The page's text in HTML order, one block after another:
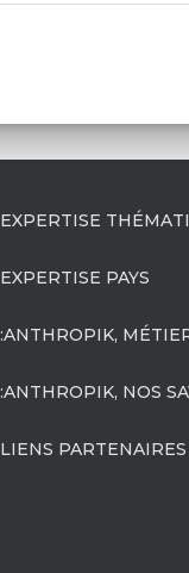
EXPERTISE
EXPERTISE PAYS
:ANTHROPIK,
:ANTHROPIK, NOS
LIENS PARTENAIRES